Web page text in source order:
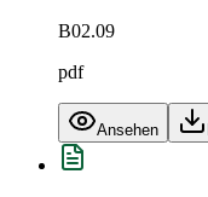
B02.09
pdf
Ansehen